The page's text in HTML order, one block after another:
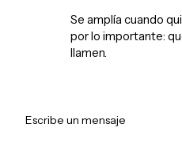
Se amplía cuando
por lo importante:
llamen.
Escribe un mensaje